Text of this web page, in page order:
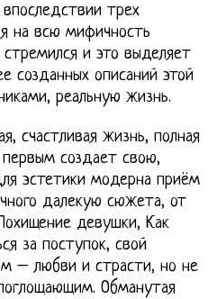
трех
на всю мифичность
и это выделяет
созданных описаний этой
реальную жизнь.
счастливая жизнь, полная
создает свою,
эстетики модерна приём
далекую сюжета, от
девушки, Как
за поступок, свой
– любви и страсти, но не
Обманутая